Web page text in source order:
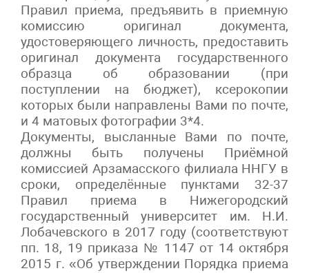
Правил приема, предъявить в приемную
комиссию оригинал документа,
удостоверяющего личность, предоставить
оригинал документа государственного
образца об образовании (при
поступлении на бюджет), ксерокопии
которых были направлены Вами по почте,
и 4 матовых фотографии 3*4.
Документы, высланные Вами по почте,
должны быть получены Приёмной
комиссией Арзамасского филиала ННГУ в
сроки, определённые пунктами 32-37
Правил приема в Нижегородский
государственный университет им. Н.И.
Лобачевского в 2017 году (соответствуют
пп. 18, 19 приказа № 1147 от 14 октября
2015 г. «Об утверждении Порядка приема